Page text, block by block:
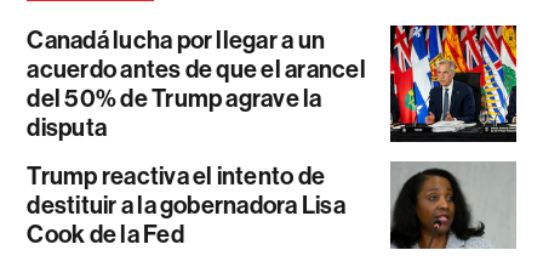
Canadá lucha por llegar a un
acuerdo antes de que el arancel
del 50% de Trump agrave la
disputa
Trump reactiva el intento de
destituir a la gobernadora Lisa
Cook de la Fed